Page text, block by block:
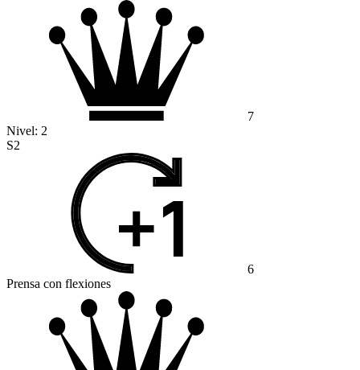
7
Nivel: 2
S2
6
Prensa con flexiones